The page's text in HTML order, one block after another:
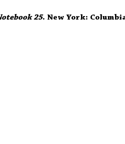
25. New York: